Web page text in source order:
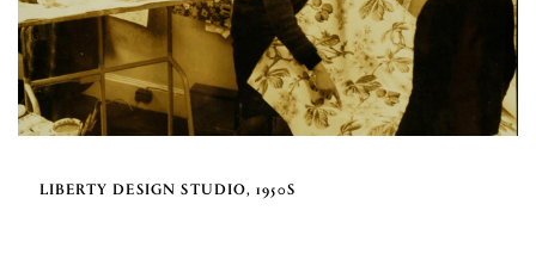
LIBERTY DESIGN STUDIO, 1950S